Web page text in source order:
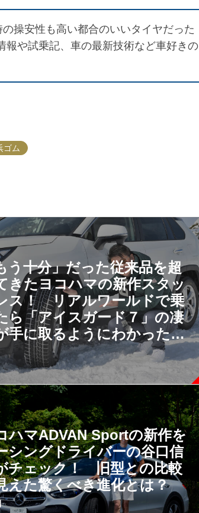
操安性も高い都合のいいタイヤだった
や試乗記、車の最新技術など車好きの
ゴム
う十分」だった従来品を超
きたヨコハマの新作スタッ
ス！ リアルワールドで乗
ら「アイスガード７」の凄
手に取るようにわかった
ハマADVAN Sportの新作を
シングドライバーの谷口信
チェック！ 旧型との比較
えた驚くべき進化とは？